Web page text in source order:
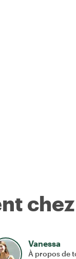
Vanessa
À propos de